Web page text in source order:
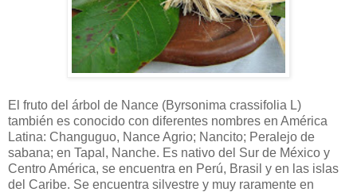
El fruto del árbol de Nance (Byrsonima crassifolia L)
también es conocido con diferentes nombres en América
Latina: Changuguo, Nance Agrio; Nancito; Peralejo de
sabana; en Tapal, Nanche. Es nativo del Sur de México y
Centro América, se encuentra en Perú, Brasil y en las islas
del Caribe. Se encuentra silvestre y muy raramente en